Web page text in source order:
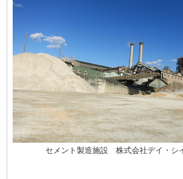
セメント製造施設 株式会社デイ・